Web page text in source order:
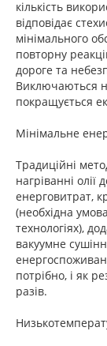
кількість
відповідає
мінімального
повторну
дороге та
Виключаються
покращується
Мінімальне
Традиційні
нагріванні
енерговитрат,
(необхідна
технологіях),
вакуумне
потрібно, і як
разів.